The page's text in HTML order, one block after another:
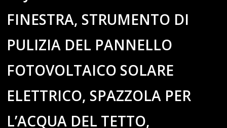
FINESTRA, STRUMENTO DI
PULIZIA DEL PANNELLO
FOTOVOLTAICO SOLARE
ELETTRICO, SPAZZOLA PER
L’ACQUA DEL TETTO,